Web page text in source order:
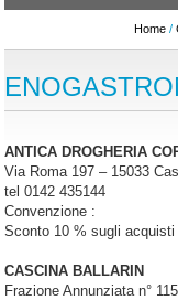
Home/
ANTICA DROGHERIA
Via Roma 197 – 15033
tel 0142 435144
Convenzione :
Sconto 10 % sugli
CASCINA BALLARIN
Frazione Annunziata n°